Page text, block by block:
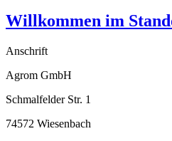
Willkommen im
Anschrift
Agrom GmbH
Schmalfelder Str. 1
74572 Wiesenbach